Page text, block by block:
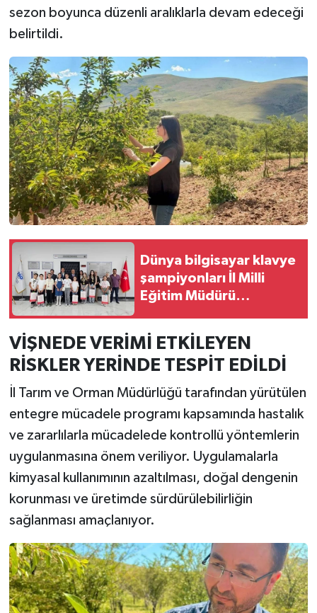
sezon boyunca düzenli aralıklarla devam edeceği
belirtildi.
Dünya bilgisayar klavye
şampiyonları İl Milli
Eğitim Müdürü
etti
VİŞNEDE VERİMİ ETKİLEYEN
RİSKLER YERİNDE TESPİT EDİLDİ
İl Tarım ve Orman Müdürlüğü tarafından yürütülen
entegre mücadele programı kapsamında hastalık
ve zararlılarla mücadelede kontrollü yöntemlerin
uygulanmasına önem veriliyor. Uygulamalarla
kimyasal kullanımının azaltılması, doğal dengenin
korunması ve üretimde sürdürülebilirliğin
sağlanması amaçlanıyor.